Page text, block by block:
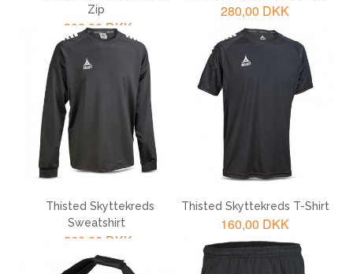
Zip
300,00 DKK
LÆG I KURV
280,00 DKK
LÆG I KURV
Thisted Skyttekreds
Sweatshirt
260,00 DKK
Thisted Skyttekreds T-Shirt
160,00 DKK